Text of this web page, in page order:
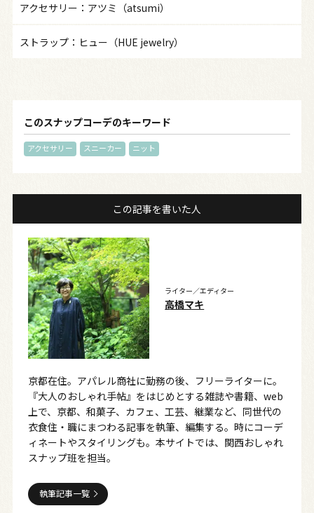
アクセサリー：アツミ（atsumi）
ストラップ：ヒュー（HUE jewelry）
このスナップコーデのキーワード
アクセサリー スニーカー ニット
この記事を書いた人
ライター／エディター
高橋マキ
京都在住。アパレル商社に勤務の後、フリーライターに。
『大人のおしゃれ手帖』をはじめとする雑誌や書籍、web
上で、京都、和菓子、カフェ、工芸、継業など、同世代の
衣食住・職にまつわる記事を執筆、編集する。時にコーデ
ィネートやスタイリングも。本サイトでは、関西おしゃれ
スナップ班を担当。
執筆記事一覧